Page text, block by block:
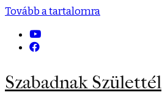
Tovább a tartalomra
Szabadnak Születtél